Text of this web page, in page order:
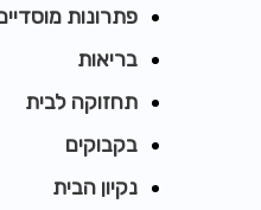
פתרונות
בריאות
תחזוקה לבית
בקבוקים
נקיון הבית